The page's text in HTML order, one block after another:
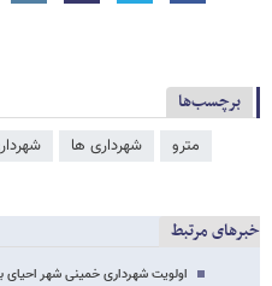
برچسب‌ها
مترو شهرداری ها
خبرهای مرتبط
اولویت شهرداری خمینی شهر